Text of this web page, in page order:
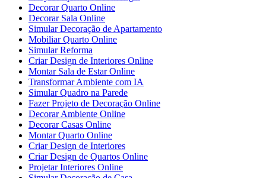
Decorar Quarto Online
Decorar Sala Online
Simular Decoração de Apartamento
Mobiliar Quarto Online
Simular Reforma
Criar Design de Interiores Online
Montar Sala de Estar Online
Transformar Ambiente com IA
Simular Quadro na Parede
Fazer Projeto de Decoração Online
Decorar Ambiente Online
Decorar Casas Online
Montar Quarto Online
Criar Design de Interiores
Criar Design de Quartos Online
Projetar Interiores Online